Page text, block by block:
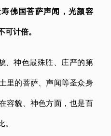
佛国菩萨声闻，光颜容
可计倍。
、神色最殊胜、庄严的第
里的菩萨、声闻等圣众身
容貌、神色方面，也是百
。